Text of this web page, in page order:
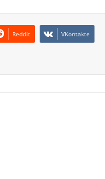
Reddit VKontakte